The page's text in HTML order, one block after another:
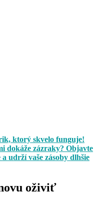
ktorý skvelo funguje!
dokáže zázraky? Objavte
udrží vaše zásoby dlhšie
oživiť